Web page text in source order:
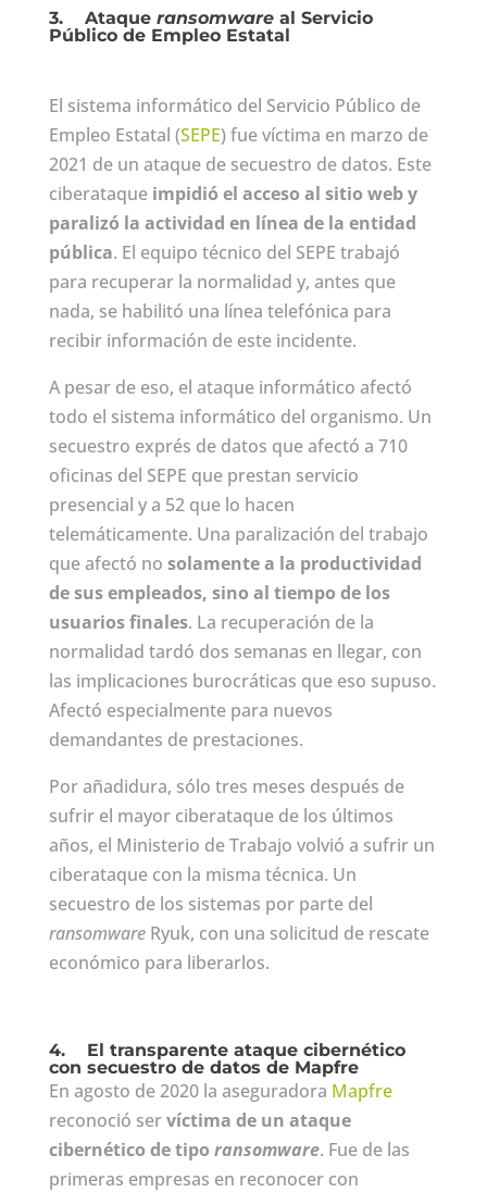
3. Ataque ransomwareal Servicio
Público de Empleo Estatal
El sistema informático del Servicio Público de
Empleo Estatal (SEPE) fue víctima en marzo de
2021 de un ataque de secuestro de datos. Este
ciberataque impidió el acceso al sitio web y
paralizó la actividad en línea de la entidad
pública. El equipo técnico del SEPE trabajó
para recuperar la normalidad y, antes que
nada, se habilitó una línea telefónica para
recibir información de este incidente.
A pesar de eso, el ataque informático afectó
todo el sistema informático del organismo. Un
secuestro exprés de datos que afectó a 710
oficinas del SEPE que prestan servicio
presencial y a 52 que lo hacen
telemáticamente. Una paralización del trabajo
que afectó no solamente a la productividad
de sus empleados, sino al tiempo de los
usuarios finales. La recuperación de la
normalidad tardó dos semanas en llegar, con
las implicaciones burocráticas que eso supuso.
Afectó especialmente para nuevos
demandantes de prestaciones.
Por añadidura, sólo tres meses después de
sufrir el mayor ciberataque de los últimos
años, el Ministerio de Trabajo volvió a sufrir un
ciberataque con la misma técnica. Un
secuestro de los sistemas por parte del
ransomwareRyuk, con una solicitud de rescate
económico para liberarlos.
4. El transparente ataque cibernético
con secuestro de datos de Mapfre
En agosto de 2020 la aseguradora Mapfre
reconoció servíctima de un ataque
cibernético de tipo ransomware. Fue de las
primeras empresas en reconocer con